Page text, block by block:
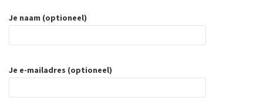
Je naam (optioneel)
Je e-mailadres (optioneel)